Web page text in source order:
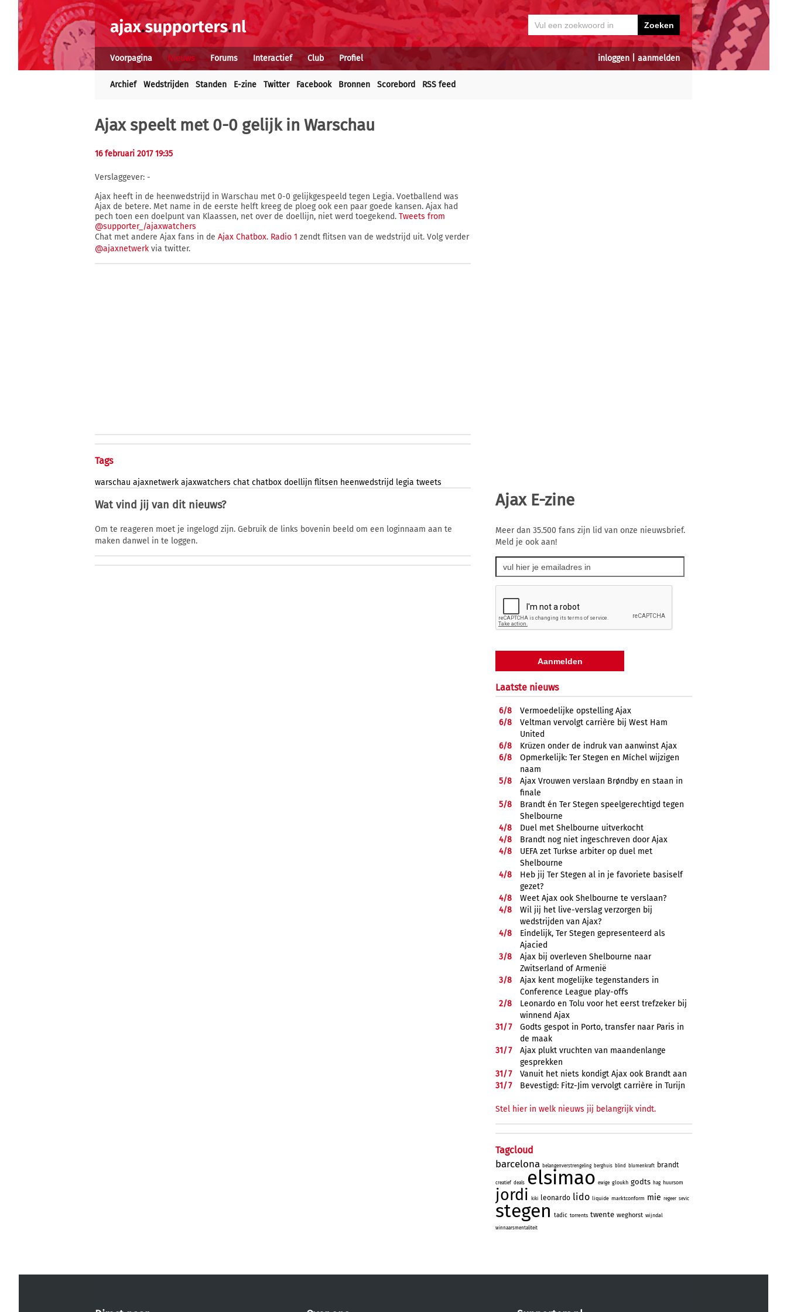
inloggen aanmelden
Voorpagina Nieuws Forums Interactief Club Profiel
Archief Wedstrijden Standen E-zine Twitter Facebook Bronnen Scorebord RSS feed
Ajax speelt met 0-0 gelijk in Warschau
16 februari 2017 19:35
Verslaggever: -
Ajax heeft in de heenwedstrijd in Warschau met 0-0 gelijkgespeeld tegen Legia. Voetballend was
Ajax de betere. Met name in de eerste helft kreeg de ploeg ook een paar goede kansen. Ajax had
pech toen een doelpunt van Klaassen, net over de doellijn, niet werd toegekend. Tweets from
@supporter_/ajaxwatchers
Chat met andere Ajax fans in de Ajax Chatbox. Radio 1 zendt flitsen van de wedstrijd uit. Volg verder
@ajaxnetwerk via twitter.
Tags
warschau ajaxnetwerk ajaxwatchers chat chatbox doellijn flitsen heenwedstrijd legia tweets
Wat vind jij van dit nieuws?
Om te reageren moet je ingelogd zijn. Gebruik de links bovenin beeld om een loginnaam aan te
maken danwel in te loggen.
Ajax E-zine
Meer dan 35.500 fans zijn lid van onze nieuwsbrief.
Meld je ook aan!
Laatste nieuws
6/8
Vermoedelijke opstelling Ajax
6/8
Veltman vervolgt carrière bij West Ham
United
6/8
Krüzen onder de indruk van aanwinst Ajax
6/8
Opmerkelijk: Ter Stegen en Míchel wijzigen
naam
5/8
Ajax Vrouwen verslaan Brøndby en staan in
finale
5/8
Brandt én Ter Stegen speelgerechtigd tegen
Shelbourne
4/8
Duel met Shelbourne uitverkocht
4/8
Brandt nog niet ingeschreven door Ajax
4/8
UEFA zet Turkse arbiter op duel met
Shelbourne
4/8
Heb jij Ter Stegen al in je favoriete basiself
gezet?
4/8
Weet Ajax ook Shelbourne te verslaan?
4/8
Wil jij het live-verslag verzorgen bij
wedstrijden van Ajax?
4/8
Eindelijk, Ter Stegen gepresenteerd als
Ajacied
3/8
Ajax bij overleven Shelbourne naar
Zwitserland of Armenië
3/8
Ajax kent mogelijke tegenstanders in
Conference League play-offs
2/8
Leonardo en Tolu voor het eerst trefzeker bij
winnend Ajax
31/7
Godts gespot in Porto, transfer naar Paris in
de maak
31/7
Ajax plukt vruchten van maandenlange
gesprekken
31/7
Vanuit het niets kondigt Ajax ook Brandt aan
31/7 Bevestigd: Fitz-Jim vervolgt carrière in Turijn
Stel hier in welk nieuws jij belangrijk vindt.
Tagcloud
barcelona belangenverstrengeling berghuis blind blumenkraft brandt
creatief deals elsimao ewige gloukh godts hag huursom
jordi kiki leonardo lido liquide marktconform mie regeer sevic
stegen tadic torrents twente weghorst wijndal
winnaarsmentaliteit